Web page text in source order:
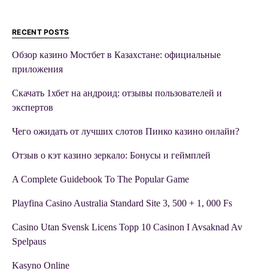
RECENT POSTS
Обзор казино Мостбет в Казахстане: официальные
приложения
Скачать 1хбет на андроид: отзывы пользователей и
экспертов
Чего ожидать от лучших слотов Пинко казино онлайн?
Отзыв о кэт казино зеркало: Бонусы и геймплей
A Complete Guidebook To The Popular Game
Playfina Casino Australia Standard Site 3, 500 + 1, 000 Fs
Casino Utan Svensk Licens Topp 10 Casinon I Avsaknad Av
Spelpaus
Kasyno Online